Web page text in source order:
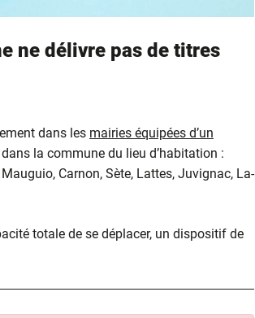
ne délivre pas de titres
dans les mairies équipées d’un
la commune du lieu d’habitation :
Carnon, Sète, Lattes, Juvignac, La-
totale de se déplacer, un dispositif de